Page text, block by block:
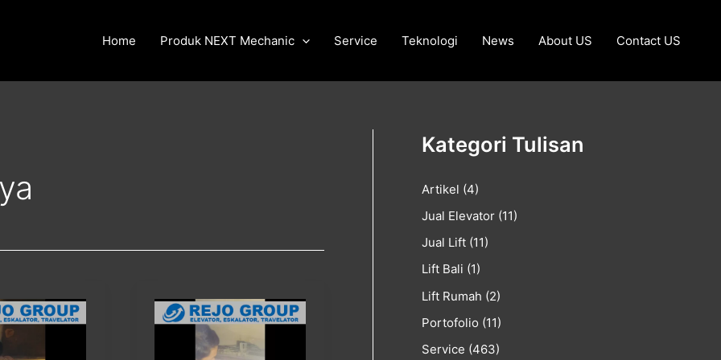
Home Produk NEXT Mechanic Service Teknologi News About US Contact US
kegiatan
service
maintenance
Kategori Tulisan
Artikel (4)
Jual Elevator (11)
Jual Lift (11)
Lift Bali (1)
Lift Rumah (2)
Portofolio (11)
Service (463)